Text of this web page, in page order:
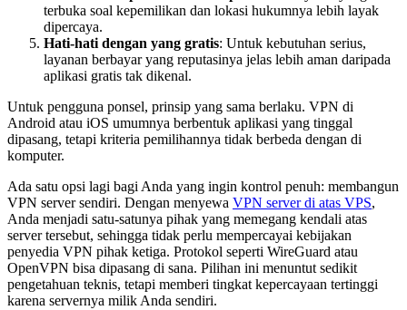
terbuka soal kepemilikan dan lokasi hukumnya lebih layak
dipercaya.
Hati-hati dengan yang gratis: Untuk kebutuhan serius,
layanan berbayar yang reputasinya jelas lebih aman daripada
aplikasi gratis tak dikenal.
Untuk pengguna ponsel, prinsip yang sama berlaku. VPN di
Android atau iOS umumnya berbentuk aplikasi yang tinggal
dipasang, tetapi kriteria pemilihannya tidak berbeda dengan di
komputer.
Ada satu opsi lagi bagi Anda yang ingin kontrol penuh: membangun
VPN server sendiri. Dengan menyewa VPN server di atas VPS,
Anda menjadi satu-satunya pihak yang memegang kendali atas
server tersebut, sehingga tidak perlu mempercayai kebijakan
penyedia VPN pihak ketiga. Protokol seperti WireGuard atau
OpenVPN bisa dipasang di sana. Pilihan ini menuntut sedikit
pengetahuan teknis, tetapi memberi tingkat kepercayaan tertinggi
karena servernya milik Anda sendiri.